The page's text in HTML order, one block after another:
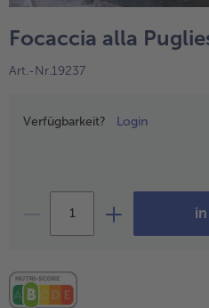
alle Obst
alle Süße Vielfalt
Confiserie &
alle Küchenhelfer
Focaccia alla
Art.-Nr.19237
Preisangabe
Verfügbarkeit? Login